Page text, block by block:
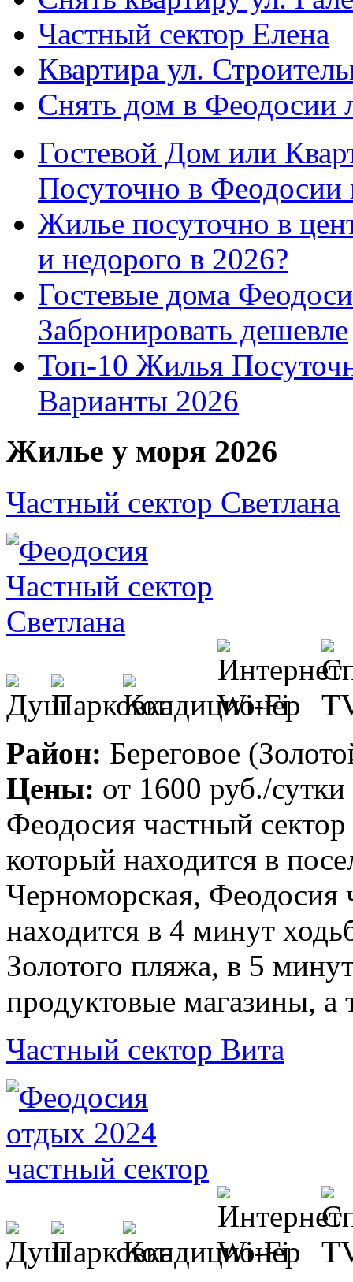
Частный сектор Елена
Квартира ул.
Снять дом в Феодосии
Гостевой Дом или
Посуточно в Феодосии
Жилье посуточно в
и недорого в 2026?
Гостевые дома
Забронировать дешевле
Топ-10 Жилья
Варианты 2026
Жилье у моря 2026
Частный сектор Светлана
Район: Береговое
Цены: от 1600 руб./сутки
Феодосия частный
который находится в
Черноморская, Феодосия
находится в 4 минут
Золотого пляжа, в 5
продуктовые магазины, а
Частный сектор Вита